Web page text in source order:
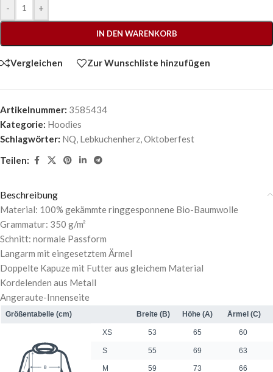
- +
IN DEN WARENKORB
Vergleichen Zur Wunschliste hinzufügen
Artikelnummer: 3585434
Kategorie: Hoodies
Schlagwörter: NQ, Lebkuchenherz,Oktoberfest
Teilen:
Beschreibung
Material: 100% gekämmte ringgesponnene Bio-Baumwolle
Grammatur: 350 g/m²
Schnitt: normale Passform
Langarm mit eingesetztem Ärmel
Doppelte Kapuze mit Futter aus gleichem Material
Kordelenden aus Metall
Angeraute-Innenseite